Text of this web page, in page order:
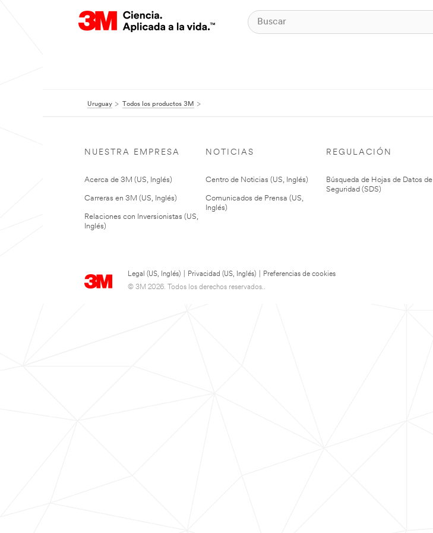
Uruguay Todos los productos 3M
NUESTRA EMPRESA
Acerca de 3M (US, Inglés)
Carreras en 3M (US, Inglés)
Relaciones con Inversionistas (US,
Inglés)
NOTICIAS
Centro de Noticias (US, Inglés)
Comunicados de Prensa (US,
Inglés)
REGULACIÓN
Búsqueda de Hojas de Datos de
Seguridad (SDS)
Legal (US, Inglés) Privacidad (US, Inglés)
Preferencias de cookies
© 3M 2026. Todos los derechos reservados..